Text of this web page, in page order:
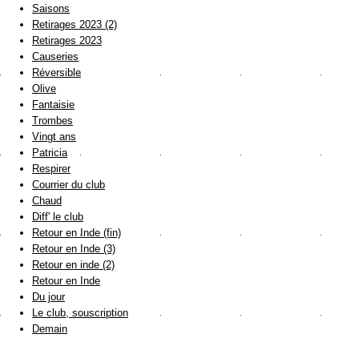
Saisons
Retirages 2023 (2)
Retirages 2023
Causeries
Réversible
Olive
Fantaisie
Trombes
Vingt ans
Patricia
Respirer
Courrier du club
Chaud
Diff' le club
Retour en Inde (fin)
Retour en Inde (3)
Retour en inde (2)
Retour en Inde
Du jour
Le club, souscription
Demain